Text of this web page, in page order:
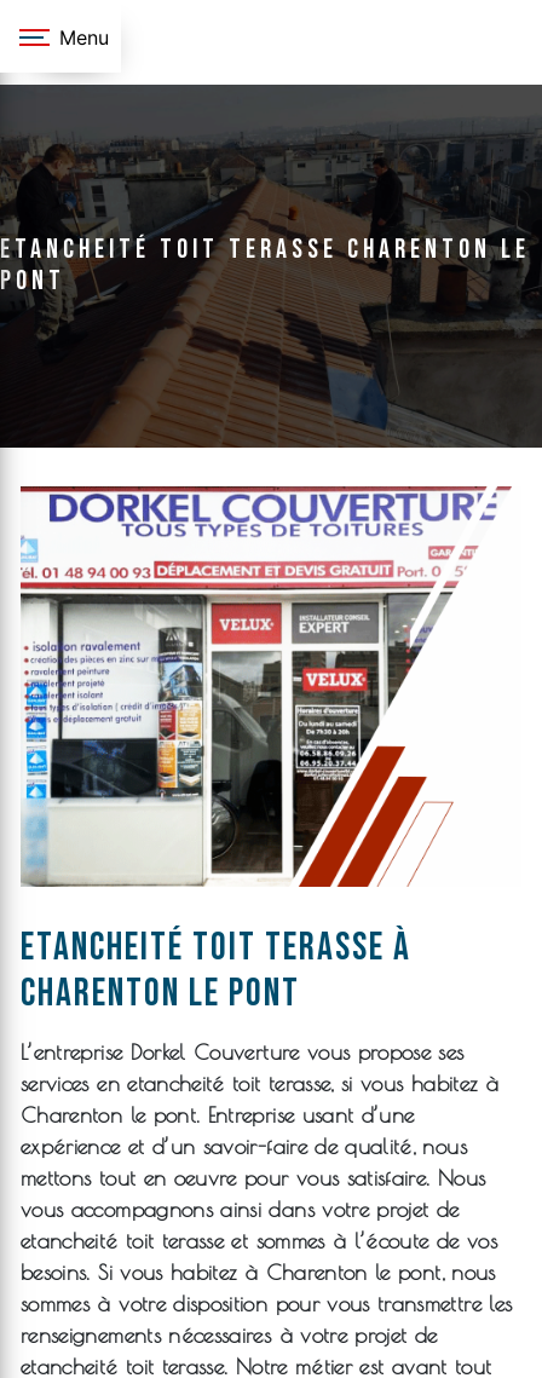
Menu
etancheité toit terasse Charenton le
pont
etancheité toit terasse à
Charenton le pont
L’entreprise Dorkel Couverturevous propose ses
services enetancheité toit terasse, si vous habitez à
Charenton le pont. Entreprise usant d’une
expérience et d’un savoir-faire de qualité, nous
mettons tout en oeuvre pour vous satisfaire. Nous
vous accompagnons ainsi dans votre projet de
etancheité toit terasseet sommes à l’écoute de vos
besoins. Si vous habitez à Charenton le pont, nous
sommes à votre disposition pour vous transmettre les
renseignements nécessaires à votre projet de
etancheité toit terasse. Notre métier est avant tout